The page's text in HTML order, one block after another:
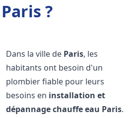
Paris ?
Dans la ville de Paris, les
habitants ont besoin d'un
plombier fiable pour leurs
besoins en installation et
dépannage chauffe eau Paris.